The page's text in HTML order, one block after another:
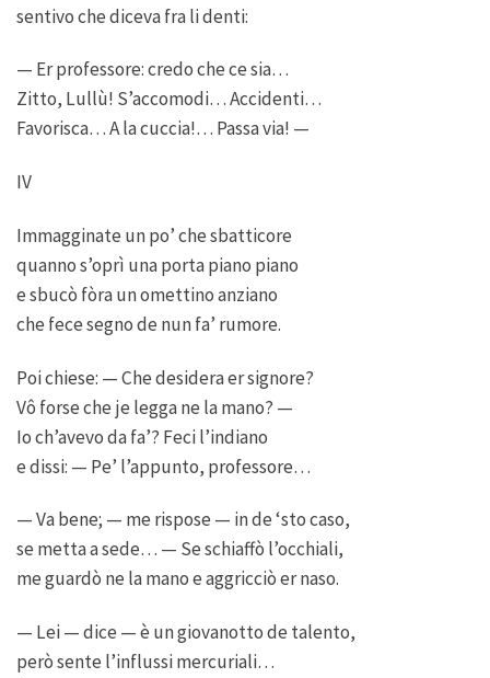
sentivo che diceva fra li denti:
— Er professore: credo che ce sia…
Zitto, Lullù! S’accomodi… Accidenti…
Favorisca… A la cuccia!… Passa via! —
IV
Immagginate un po’ che sbatticore
quanno s’oprì una porta piano piano
e sbucò fòra un omettino anziano
che fece segno de nun fa’ rumore.
Poi chiese: — Che desidera er signore?
Vô forse che je legga ne la mano? —
Io ch’avevo da fa’? Feci l’indiano
e dissi: — Pe’ l’appunto, professore…
— Va bene; — me rispose — in de ‘sto caso,
se metta a sede… — Se schiaffò l’occhiali,
me guardò ne la mano e aggricciò er naso.
— Lei — dice — è un giovanotto de talento,
però sente l’influssi mercuriali…